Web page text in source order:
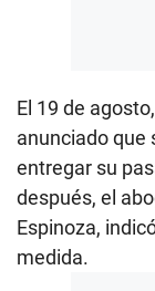
El 19 de
anunciado que
entregar su
después, el
Espinoza,
medida.